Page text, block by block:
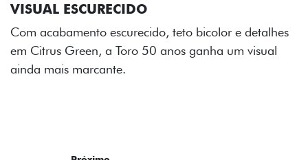
ADESIVOS ESTILIZADOS
Os adesivos aplicados no capô e nas laterais
reforçam a identidade única dessa edição para lá de
comemorativa.